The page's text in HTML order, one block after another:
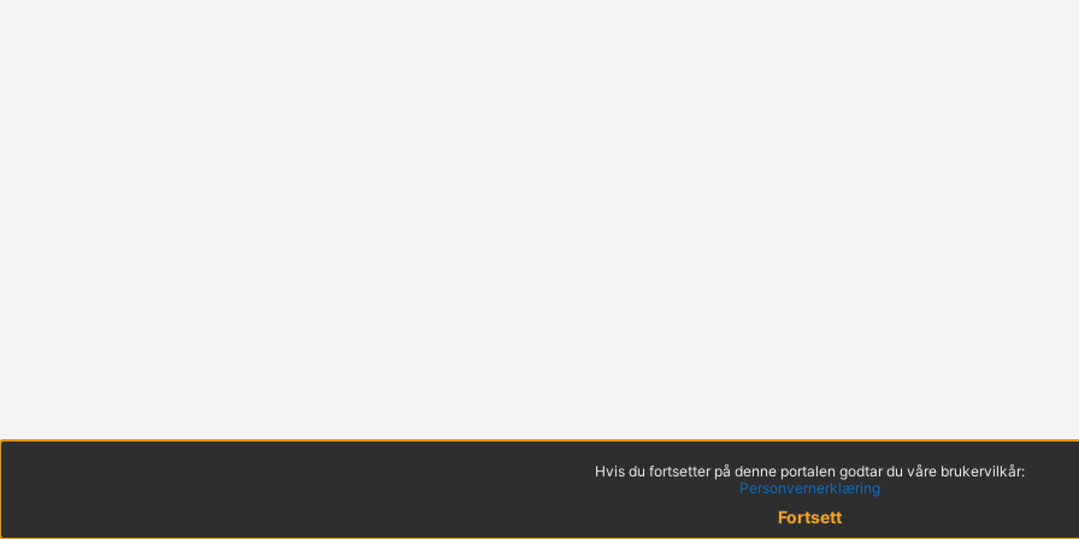
Hvis du fortsetter på denne portalen godtar du våre brukervilkår:
Personvernerklæring
Fortsett